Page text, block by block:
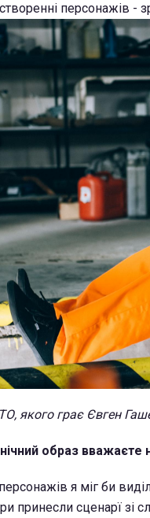
персонажів
якого грає Євген
образ
я міг би
принесли сценарї зі